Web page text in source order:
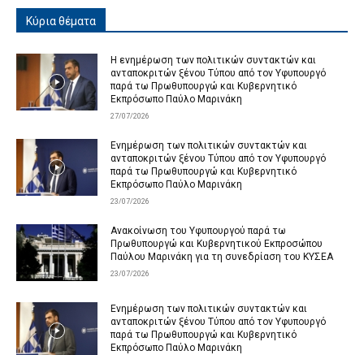
Κύρια θέματα
Η ενημέρωση των πολιτικών συντακτών και
ανταποκριτών ξένου Τύπου από τον Υφυπουργό
παρά τω Πρωθυπουργώ και Κυβερνητικό
Εκπρόσωπο Παύλο Μαρινάκη
27/07/2026
Ενημέρωση των πολιτικών συντακτών και
ανταποκριτών ξένου Τύπου από τον Υφυπουργό
παρά τω Πρωθυπουργώ και Κυβερνητικό
Εκπρόσωπο Παύλο Μαρινάκη
23/07/2026
Ανακοίνωση του Υφυπουργού παρά τω
Πρωθυπουργώ και Κυβερνητικού Εκπροσώπου
Παύλου Μαρινάκη για τη συνεδρίαση του ΚΥΣΕΑ
23/07/2026
Ενημέρωση των πολιτικών συντακτών και
ανταποκριτών ξένου Τύπου από τον Υφυπουργό
παρά τω Πρωθυπουργώ και Κυβερνητικό
Εκπρόσωπο Παύλο Μαρινάκη